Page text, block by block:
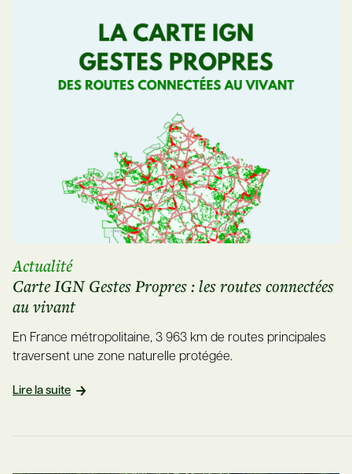
Actualité
Carte IGN Gestes Propres : les routes connectées
au vivant
En France métropolitaine, 3 963 km de routes principales
traversent une zone naturelle protégée.
Lire la suite